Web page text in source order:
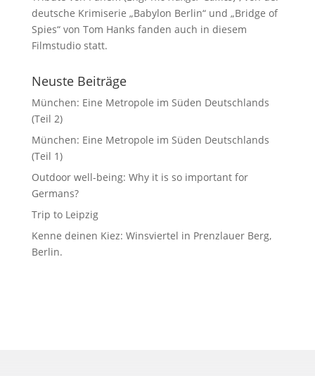
deutsche Krimiserie „Babylon Berlin“ und „Bridge of
Spies“ von Tom Hanks fanden auch in diesem
Filmstudio statt.
Neuste Beiträge
München: Eine Metropole im Süden Deutschlands
(Teil 2)
München: Eine Metropole im Süden Deutschlands
(Teil 1)
Outdoor well-being: Why it is so important for
Germans?
Trip to Leipzig
Kenne deinen Kiez: Winsviertel in Prenzlauer Berg,
Berlin.